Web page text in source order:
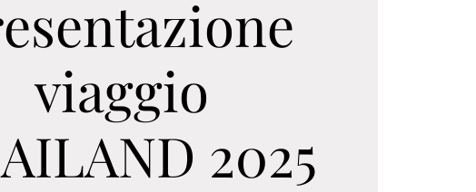
viaggio
2025